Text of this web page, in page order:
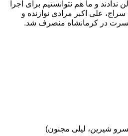
ندادند و ما هم نتوانستیم برای اجرا
علی اکبر مرادی نوازنده و
کنسرت در کرمانشاه منصرف شد.